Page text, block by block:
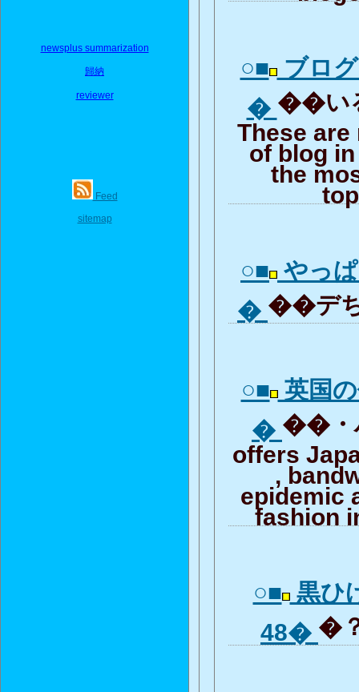
newsplus summarization
歸納
reviewer
Feed
sitemap
○■ ブロ
� ��い
These are
of blog
the
○■ やっ
� ��デ
○■ 英国
� ��・
offers
,
epidemic
fashion
○■ 黒ひ
48� �